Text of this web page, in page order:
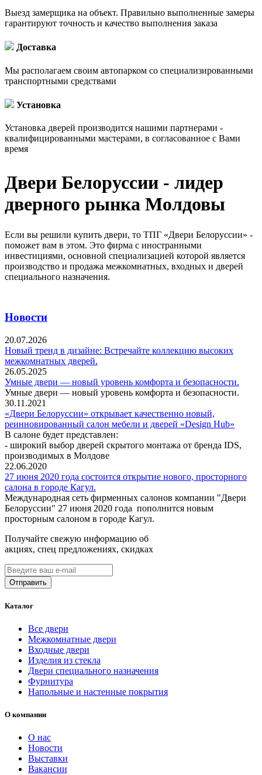
Выезд замерщика на объект. Правильно выполненные замеры
гарантируют точность и качество выполнения заказа
Доставка
Мы располагаем своим автопарком со специализированными
транспортными средствами
Установка
Установка дверей производится нашими партнерами -
квалифицированными мастерами, в согласованное с Вами
время
Двери Белоруссии - лидер
дверного рынка Молдовы
Если вы решили купить двери, то ТПГ «Двери Белоруссии» -
поможет вам в этом. Это фирма с иностранными
инвестициями, основной специализацией которой является
производство и продажа межкомнатных, входных и дверей
специального назначения.
Новости
20.07.2026
Новый тренд в дизайне: Встречайте коллекцию высоких
межкомнатных дверей.
26.05.2025
Умные двери — новый уровень комфорта и безопасности.
Умные двери — новый уровень комфорта и безопасности.
30.11.2021
«Двери Белоруссии» открывает качественно новый,
реинновированный салон мебели и дверей «Design Hub»
В салоне будет представлен:
- широкий выбор дверей скрытого монтажа от бренда IDS,
производимых в Молдове
22.06.2020
27 июня 2020 года состоится открытие нового, просторного
салона в городе Кагул.
Международная сеть фирменных салонов компании "Двери
Белоруссии" 27 июня 2020 года пополнится новым
просторным салоном в городе Кагул.
Получайте свежую информацию об
акциях, спец предложениях, скидках
Каталог
Все двери
Межкомнатные двери
Входные двери
Изделия из стекла
Двери специального назначения
Фурнитура
Напольные и настенные покрытия
О компании
О нас
Новости
Выставки
Вакансии